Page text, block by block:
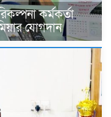
কর্মকর্তা
যোগদান